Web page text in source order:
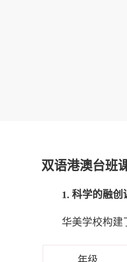
双语港澳台班
1. 科学的融创
华美学校构建